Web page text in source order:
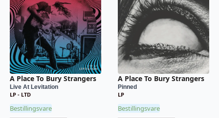
A Place To Bury Strangers
Live At Levitation
LP - LTD
Bestillingsvare
A Place To Bury Strangers
Pinned
LP
Bestillingsvare